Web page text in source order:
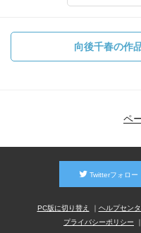
向後千春の作
ペ
Twitterフォロー
PC版に切り替え ヘルプセン
プライバシーポリシー